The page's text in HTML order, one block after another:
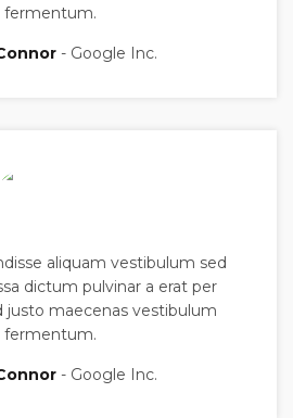
fermentum.
Google Inc.
aliquam vestibulum sed
dictum pulvinar a erat per
justo maecenas vestibulum
fermentum.
Google Inc.